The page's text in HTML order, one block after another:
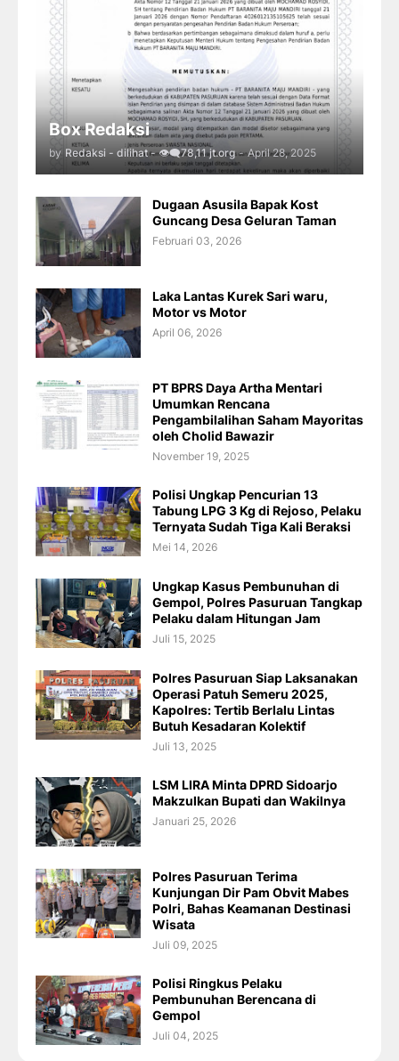
Box Redaksi
by Redaksi - dilihat - 👁️‍🗨️78,11 jt.org - April 28, 2025
Dugaan Asusila Bapak Kost
Guncang Desa Geluran Taman
Februari 03, 2026
Laka Lantas Kurek Sari waru,
Motor vs Motor
April 06, 2026
PT BPRS Daya Artha Mentari
Umumkan Rencana
Pengambilalihan Saham Mayoritas
oleh Cholid Bawazir
November 19, 2025
Polisi Ungkap Pencurian 13
Tabung LPG 3 Kg di Rejoso, Pelaku
Ternyata Sudah Tiga Kali Beraksi
Mei 14, 2026
Ungkap Kasus Pembunuhan di
Gempol, Polres Pasuruan Tangkap
Pelaku dalam Hitungan Jam
Juli 15, 2025
Polres Pasuruan Siap Laksanakan
Operasi Patuh Semeru 2025,
Kapolres: Tertib Berlalu Lintas
Butuh Kesadaran Kolektif
Juli 13, 2025
LSM LIRA Minta DPRD Sidoarjo
Makzulkan Bupati dan Wakilnya
Januari 25, 2026
Polres Pasuruan Terima
Kunjungan Dir Pam Obvit Mabes
Polri, Bahas Keamanan Destinasi
Wisata
Juli 09, 2025
Polisi Ringkus Pelaku
Pembunuhan Berencana di
Gempol
Juli 04, 2025